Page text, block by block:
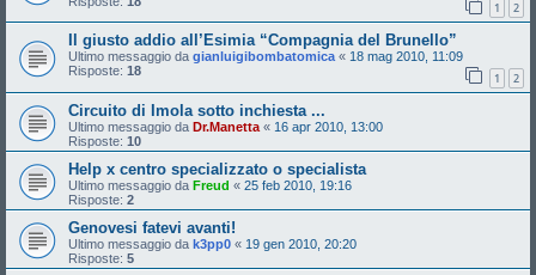
1 2
Il giusto addio all’Esimia “Compagnia del Brunello”
Ultimo messaggio da gianluigibombatomica« 18 mag 2010, 11:09
Risposte: 18 1 2
Circuito di Imola sotto inchiesta ...
Ultimo messaggio da Dr.Manetta « 16 apr 2010, 13:00
Risposte: 10
Help x centro specializzato o specialista
Ultimo messaggio da Freud « 25 feb 2010, 19:16
Risposte: 2
Genovesi fatevi avanti!
Ultimo messaggio da k3pp0 « 19 gen 2010, 20:20
Risposte: 5